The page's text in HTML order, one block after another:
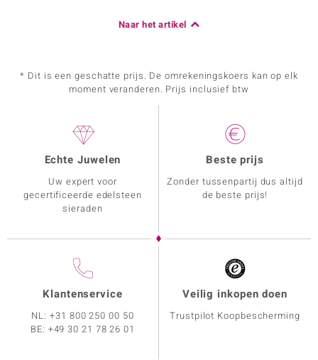
Naar het artikel
* Dit is een geschatte prijs. De omrekeningskoers kan op elk
moment veranderen. Prijs inclusief btw
Echte Juwelen
Uw expert voor
gecertificeerde edelsteen
sieraden
Beste prijs
Zonder tussenpartij dus altijd
de beste prijs!
Klantenservice
NL:+31 800 250 00 50
BE: +49 30 21 78 26 01
Veilig inkopen doen
Trustpilot Koopbescherming